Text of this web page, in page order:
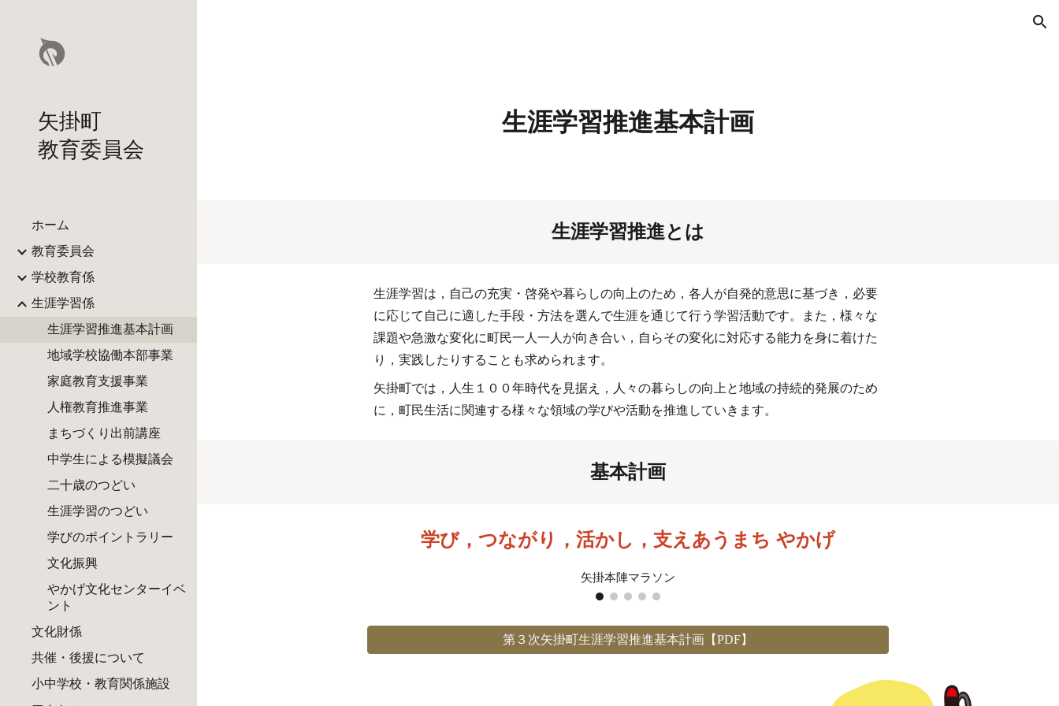
矢掛町
教育委員会
ホーム
教育委員会
学校教育係
生涯学習係
生涯学習推進基本計画
地域学校協働本部事業
家庭教育支援事業
人権教育推進事業
まちづくり出前講座
中学生による模擬議会
二十歳のつどい
生涯学習のつどい
学びのポイントラリー
文化振興
やかげ文化センターイベ
ント
文化財係
共催・後援について
小中学校・教育関係施設
生涯学習推進基本計画
生涯学習推進とは
生涯学習は ， 自己の充実・啓発や暮らしの向上のため ， 各人が自発的意思に基づき ， 必要
に応じて自己に適した手段・方法を選んで生涯を通じて行う学習活動です。また ， 様々な
課題や急激な変化に町民一人一人が向き合い ， 自らその変化に対応する能力を身に着けた
り
， 実践したりすることも求められます。
矢掛町では ， 人生１００年時代を見据え ， 人々の暮らしの向上と地域の持続的発展のため
に ， 町民生活に関連する様々な領域の学びや活動を推進していきます。
基本計画
学び， つながり ， 活かし ， 支えあうまち やかげ
矢掛本陣マラソン
第３次矢掛町生涯学習推進基本計画【PDF】